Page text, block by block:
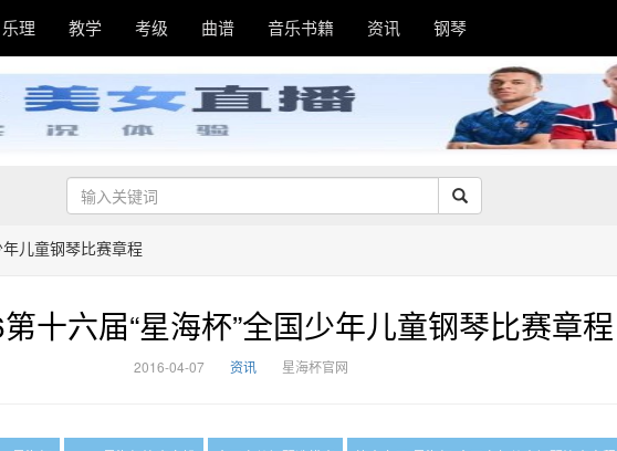
乐理 教学 考级 曲谱 音乐书籍 资讯 钢琴
儿童钢琴比赛章程
十六届“星海杯”全国少年儿童钢琴比赛章程
2016-04-07 资讯 星海杯官网